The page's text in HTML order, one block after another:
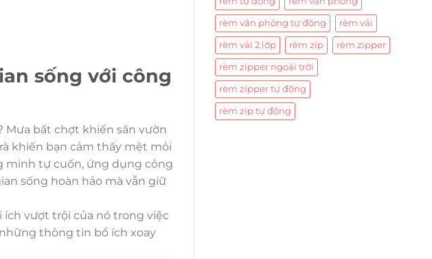
sống với công
Mưa bất chợt khiến sân vườn
khiến bạn cảm thấy mệt mỏi
minh tự cuốn, ứng dụng công
sống hoàn hảo mà vẫn giữ
vượt trội của nó trong việc
thông tin bổ ích xoay
rèm văn phòng tự động rèm vải
rèm vải 2 lớp rèm zip rèm zipper
rèm zipper ngoài trời
rèm zipper tự động
rèm zip tự động